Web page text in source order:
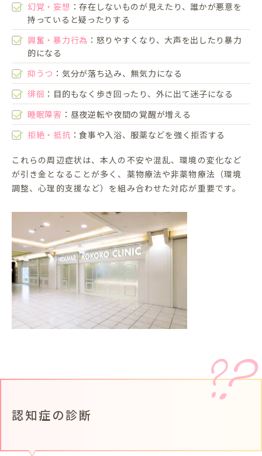
幻覚・妄想 ：存在しないものが見えたり、誰かが悪意を
持っていると疑ったりする
興奮・暴力行為 ：怒りやすくなり、大声を出したり暴力
的になる
抑うつ ：気分が落ち込み、無気力になる
徘徊 ：目的もなく歩き回ったり、外に出て迷子になる
睡眠障害 ：昼夜逆転や夜間の覚醒が増える
拒絶・抵抗 ：食事や入浴、服薬などを強く拒否する
これらの周辺症状は、本人の不安や混乱、環境の変化など
が引き金となることが多く、薬物療法や非薬物療法（環境
調整、心理的支援など）を組み合わせた対応が重要です。
認知症の診断